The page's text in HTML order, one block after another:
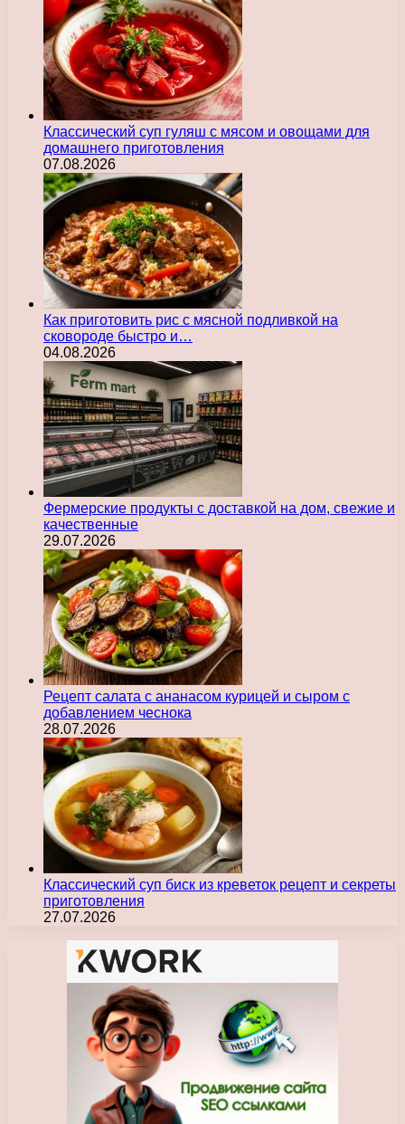
Классический суп гуляш с мясом и овощами для
домашнего приготовления
07.08.2026
Как приготовить рис с мясной подливкой на
сковороде быстро и…
04.08.2026
Фермерские продукты с доставкой на дом, свежие и
качественные
29.07.2026
Рецепт салата с ананасом курицей и сыром с
добавлением чеснока
28.07.2026
Классический суп биск из креветок рецепт и секреты
приготовления
27.07.2026